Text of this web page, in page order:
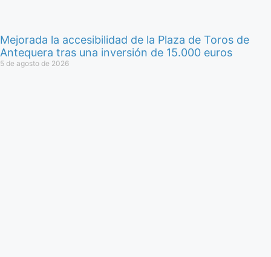
Mejorada la accesibilidad de la Plaza de Toros de
Antequera tras una inversión de 15.000 euros
5 de agosto de 2026